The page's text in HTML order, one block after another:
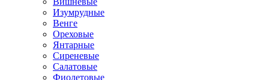
Изумрудные
Венге
Ореховые
Янтарные
Сиреневые
Салатовые
Фиолетовые